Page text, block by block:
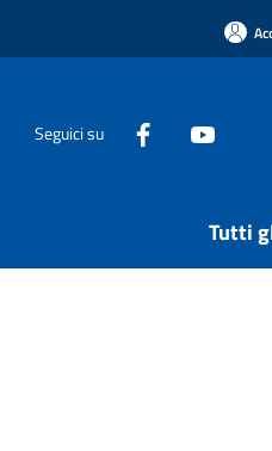
Seguici su
Tutti